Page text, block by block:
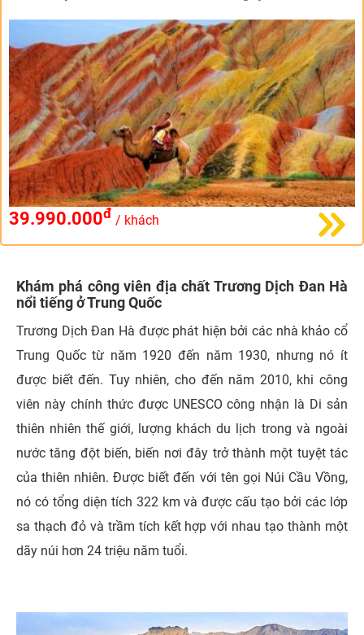
39.990.000đ / khách
Khám phá công viên địa chất Trương Dịch Đan Hà
nổi tiếng ở Trung Quốc
Trương Dịch Đan Hà được phát hiện bởi các nhà khảo cổ
Trung Quốc từ năm 1920 đến năm 1930, nhưng nó ít
được biết đến. Tuy nhiên, cho đến năm 2010, khi công
viên này chính thức được UNESCO công nhận là Di sản
thiên nhiên thế giới, lượng khách du lịch trong và ngoài
nước tăng đột biến, biến nơi đây trở thành một tuyệt tác
của thiên nhiên. Được biết đến với tên gọi Núi Cầu Vồng,
nó có tổng diện tích 322 km và được cấu tạo bởi các lớp
sa thạch đỏ và trầm tích kết hợp với nhau tạo thành một
dãy núi hơn 24 triệu năm tuổi.